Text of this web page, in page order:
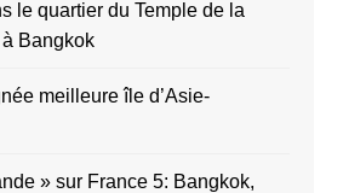
le quartier du Temple de la
Bangkok
meilleure île d’Asie-
» sur France 5: Bangkok,